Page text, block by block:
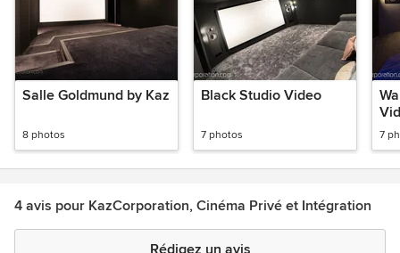
Salle Goldmund by Kaz
8 photos
Black Studio Video
7 photos 7
4 avis pour KazCorporation, Cinéma Privé et Intégration
Rédigez un avis